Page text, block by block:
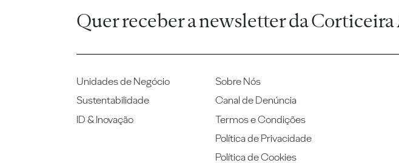
Quer receber a newsletter da
Unidades de Negócio
Sustentabilidade
ID & Inovação
Sobre Nós
Canal de Denúncia
Termos e Condições
Política de Privacidade
Política de Cookies